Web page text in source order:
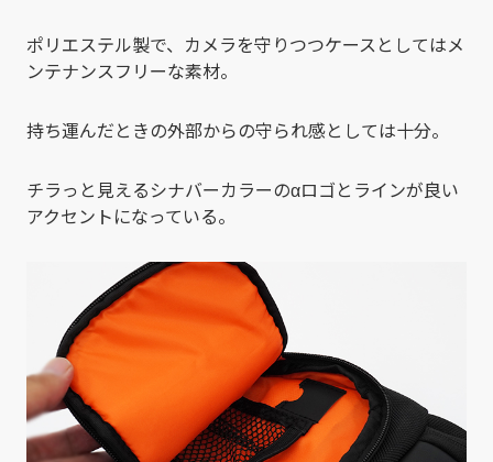
ポリエステル製で、カメラを守りつつケースとしてはメ
ンテナンスフリーな素材。
持ち運んだときの外部からの守られ感としては十分。
チラっと見えるシナバーカラーのαロゴとラインが良い
アクセントになっている。